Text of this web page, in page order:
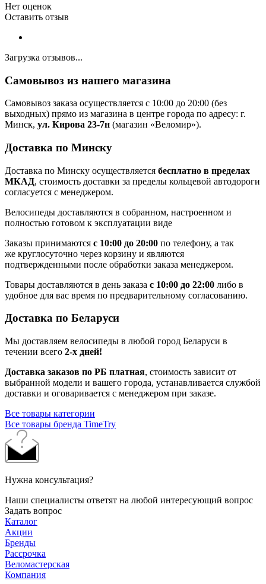
Нет оценок
Оставить отзыв
Загрузка отзывов...
Самовывоз из нашего магазина
Самовывоз заказа осуществляется с 10:00 до 20:00 (без
выходных) прямо из магазина в центре города по адресу: г.
Минск, ул. Кирова 23-7н (магазин «Веломир»).
Доставка по Минску
Доставка по Минску осуществляется бесплатно в пределах
МКАД, стоимость доставки за пределы кольцевой автодороги
согласуется с менеджером.
Велосипеды доставляются в собранном, настроенном и
полностью готовом к эксплуатации виде
Заказы принимаются с 10:00 до 20:00 по телефону, а так
же круглосуточно через корзину и являются
подтвержденными после обработки заказа менеджером.
Товары доставляются в день заказа с 10:00 до 22:00 либо в
удобное для вас время по предварительному согласованию.
Доставка по Беларуси
Мы доставляем велосипеды в любой город Беларуси в
течении всего 2-х дней!
Доставка заказов по РБ платная, стоимость зависит от
выбранной модели и вашего города, устанавливается службой
доставки и оговаривается с менеджером при заказе.
Все товары категории
Все товары бренда TimeTry
Нужна консультация?
Наши специалисты ответят на любой интересующий вопрос
Задать вопрос
Каталог
Акции
Бренды
Рассрочка
Веломастерская
Компания